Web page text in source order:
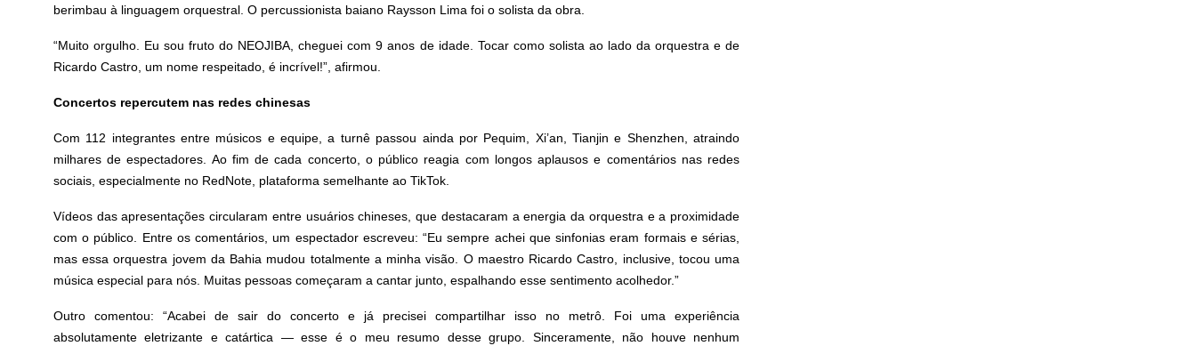
berimbau à linguagem orquestral. O percussionista baiano Raysson Lima foi o solista da obra.
“Muito orgulho. Eu sou fruto do NEOJIBA, cheguei com 9 anos de idade. Tocar como solista ao lado da orquestra e de
Ricardo Castro, um nome respeitado, é incrível!”, afirmou.
Concertos repercutem nas redes chinesas
Com 112 integrantes entre músicos e equipe, a turnê passou ainda por Pequim, Xi’an, Tianjin e Shenzhen, atraindo
milhares de espectadores. Ao fim de cada concerto, o público reagia com longos aplausos e comentários nas redes
sociais, especialmente no RedNote, plataforma semelhante ao TikTok.
Vídeos das apresentações circularam entre usuários chineses, que destacaram a energia da orquestra e a proximidade
com o público. Entre os comentários, um espectador escreveu: “Eu sempre achei que sinfonias eram formais e sérias,
mas essa orquestra jovem da Bahia mudou totalmente a minha visão. O maestro Ricardo Castro, inclusive, tocou uma
música especial para nós. Muitas pessoas começaram a cantar junto, espalhando esse sentimento acolhedor.”
Outro comentou: “Acabei de sair do concerto e já precisei compartilhar isso no metrô. Foi uma experiência
absolutamente eletrizante e catártica — esse é o meu resumo desse grupo. Sinceramente, não houve nenhum